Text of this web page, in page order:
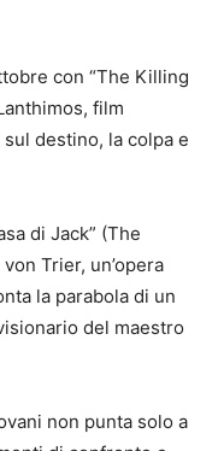
con “The Killing
film
destino, la colpa e
di Jack” (The
Trier, un’opera
la parabola di un
del maestro
non punta solo a